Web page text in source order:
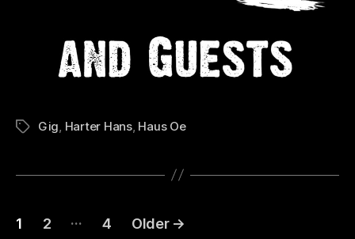
TagsGig Harter Hans, Haus Oe
Posts
1 2 … 4 Older →